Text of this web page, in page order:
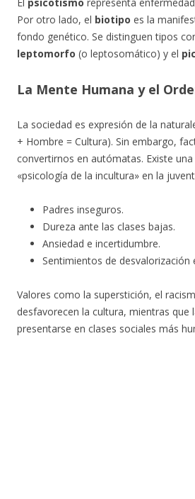
Por otro lado, el biotipo es la
fondo genético. Se distinguen tipos
leptomorfo (o leptosomático) y el
La Mente Humana y el
La sociedad es expresión de la
+ Hombre = Cultura). Sin embargo,
convertirnos en autómatas. Existe
«psicología de la incultura» en la
Padres inseguros.
Dureza ante las clases bajas.
Ansiedad e incertidumbre.
Sentimientos de desvalorización
Valores como la superstición, el
desfavorecen la cultura, mientras que
presentarse en clases sociales más